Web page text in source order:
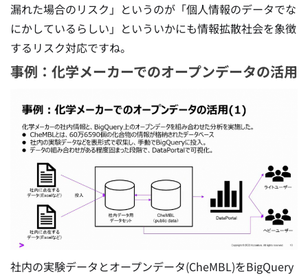
漏れた場合のリスク」というのが「個人情報のデータでな
にかしているらしい」といういかにも情報拡散社会を象徴
するリスク対応ですね。
事例：化学メーカーでのオープンデータの活用
社内の実験データとオープンデータ(CheMBL)をBigQuery